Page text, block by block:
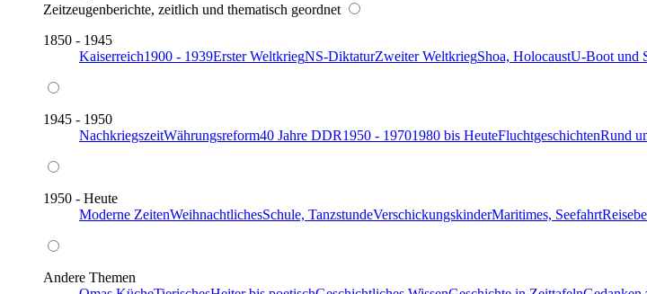
Zeitzeugenberichte, zeitlich und thematisch geordnet
1850 - 1945
Kaiserreich1900 - 1939Erster WeltkriegNS-DiktaturZweiter WeltkriegShoa, HolocaustU-Boot und
1945 - 1950
NachkriegszeitWährungsreform40 Jahre DDR1950 - 19701980 bis HeuteFluchtgeschichtenRund
1950 - Heute
Moderne ZeitenWeihnachtlichesSchule, TanzstundeVerschickungskinderMaritimes, Seefahrt
Andere Themen